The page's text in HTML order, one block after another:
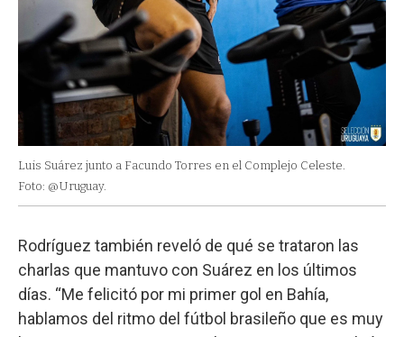
Luis Suárez junto a Facundo Torres en el Complejo Celeste.
Foto: @Uruguay.
Rodríguez también reveló de qué se trataron las
charlas que mantuvo con Suárez en los últimos
días. “Me felicitó por mi primer gol en Bahía,
hablamos del ritmo del fútbol brasileño que es muy